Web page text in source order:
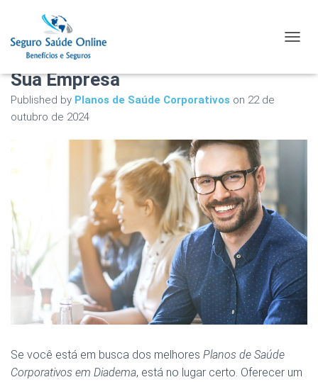
Planos de Saúde Corporativos em
Diadema: A Melhor Solução para
Sua Empresa
Published by Planos de Saúde Corporativos on 22 de
outubro de 2024
Se você está em busca dos melhores Planos de Saúde
Corporativos em Diadema, está no lugar certo. Oferecer um